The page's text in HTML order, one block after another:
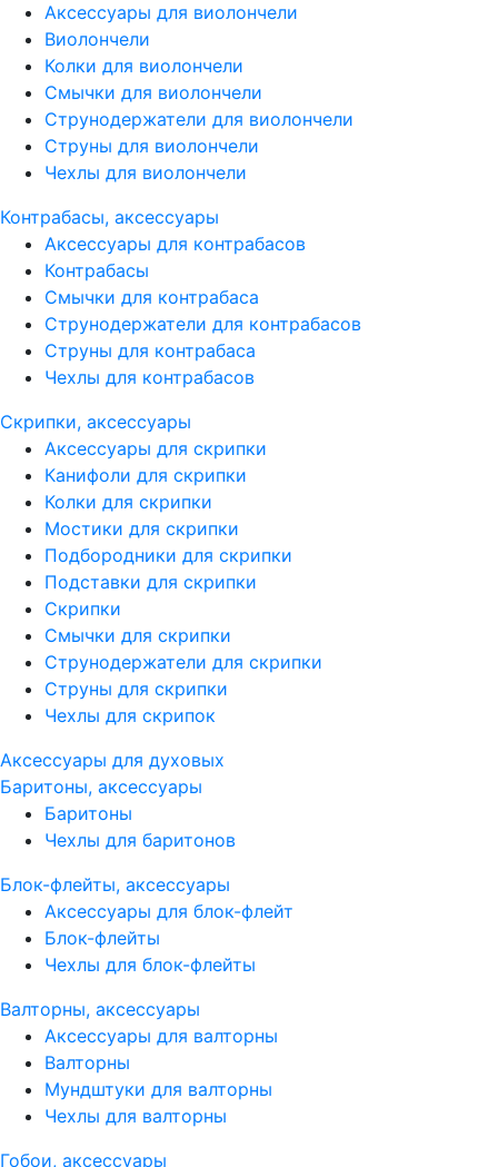
Аксессуары для виолончели
Виолончели
Колки для виолончели
Смычки для виолончели
Струнодержатели для виолончели
Струны для виолончели
Чехлы для виолончели
Контрабасы, аксессуары
Аксессуары для контрабасов
Контрабасы
Смычки для контрабаса
Струнодержатели для контрабасов
Струны для контрабаса
Чехлы для контрабасов
Скрипки, аксессуары
Аксессуары для скрипки
Канифоли для скрипки
Колки для скрипки
Мостики для скрипки
Подбородники для скрипки
Подставки для скрипки
Скрипки
Смычки для скрипки
Струнодержатели для скрипки
Струны для скрипки
Чехлы для скрипок
Аксессуары для духовых
Баритоны, аксессуары
Баритоны
Чехлы для баритонов
Блок-флейты, аксессуары
Аксессуары для блок-флейт
Блок-флейты
Чехлы для блок-флейты
Валторны, аксессуары
Аксессуары для валторны
Валторны
Мундштуки для валторны
Чехлы для валторны
Гобои, аксессуары